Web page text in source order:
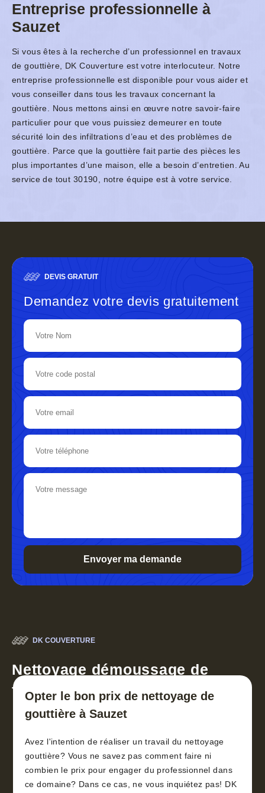
Entreprise professionnelle à
Sauzet
Si vous êtes à la recherche d’un professionnel en travaux
de gouttière, DK Couverture est votre interlocuteur. Notre
entreprise professionnelle est disponible pour vous aider et
vous conseiller dans tous les travaux concernant la
gouttière. Nous mettons ainsi en œuvre notre savoir-faire
particulier pour que vous puissiez demeurer en toute
sécurité loin des infiltrations d’eau et des problèmes de
gouttière. Parce que la gouttière fait partie des pièces les
plus importantes d’une maison, elle a besoin d’entretien. Au
service de tout 30190, notre équipe est à votre service.
DEVIS GRATUIT
Demandez votre devis gratuitement
DK COUVERTURE
Nettoyage démoussage de
toiture 30
Opter le bon prix de nettoyage de
gouttière à Sauzet
Avez l'intention de réaliser un travail du nettoyage
gouttière? Vous ne savez pas comment faire ni
combien le prix pour engager du professionnel dans
ce domaine? Dans ce cas, ne vous inquiétez pas! DK